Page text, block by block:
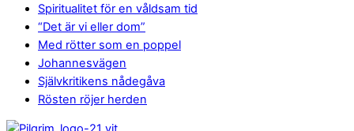
Spiritualitet för en våldsam tid
“Det är vi eller dom”
Med rötter som en poppel
Johannesvägen
Självkritikens nådegåva
Rösten röjer herden